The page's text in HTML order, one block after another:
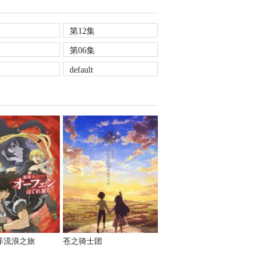
第12集
第06集
default
流浪之旅 苍之骑士团